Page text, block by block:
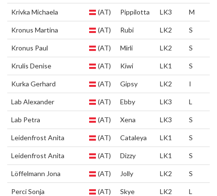
Krivka Michaela (AT) Pippilotta LK3 M
Kronus Martina (AT) Rubi LK2 S
Kronus Paul (AT) Mirli LK2 S
Krulis Denise (AT) Kiwi LK1 S
Kurka Gerhard (AT) Gipsy LK2 I
Lab Alexander (AT) Ebby LK3 L
Lab Petra (AT) Xena LK3 S
Leidenfrost Anita (AT) Cataleya LK1 S
Leidenfrost Anita (AT) Dizzy LK1 S
Löffelmann Jona (AT) Jolly LK2 S
Perci Sonja (AT) Skye LK2 L